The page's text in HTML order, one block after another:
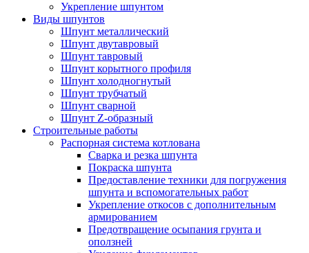
Укрепление шпунтом
Виды шпунтов
Шпунт металлический
Шпунт двутавровый
Шпунт тавровый
Шпунт корытного профиля
Шпунт холодногнутый
Шпунт трубчатый
Шпунт сварной
Шпунт Z-образный
Строительные работы
Распорная система котлована
Сварка и резка шпунта
Покраска шпунта
Предоставление техники для погружения
шпунта и вспомогательных работ
Укрепление откосов с дополнительным
армированием
Предотвращение осыпания грунта и
оползней